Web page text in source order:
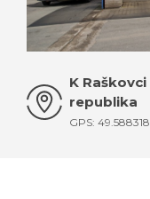
K
republika
GPS: